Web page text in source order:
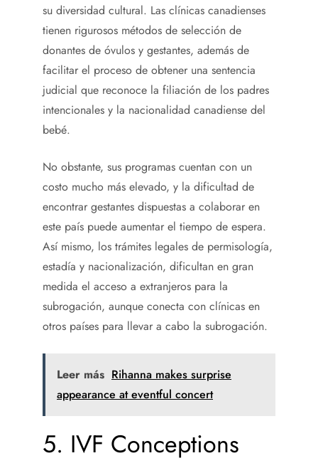
su diversidad cultural. Las clínicas canadienses
tienen rigurosos métodos de selección de
donantes de óvulos y gestantes, además de
facilitar el proceso de obtener una sentencia
judicial que reconoce la filiación de los padres
intencionales y la nacionalidad canadiense del
bebé.
No obstante, sus programas cuentan con un
costo mucho más elevado, y la dificultad de
encontrar gestantes dispuestas a colaborar en
este país puede aumentar el tiempo de espera.
Así mismo, los trámites legales de permisología,
estadía y nacionalización, dificultan en gran
medida el acceso a extranjeros para la
subrogación, aunque conecta con clínicas en
otros países para llevar a cabo la subrogación.
Leer más Rihanna makes surprise
appearance at eventful concert
5. IVF Conceptions